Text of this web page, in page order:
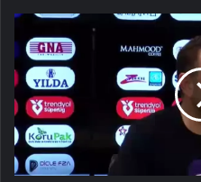
Gaziantep
FK
1-
0
Galatasaray:
Teknik
Direktörlerin
Değerlendirmeleri